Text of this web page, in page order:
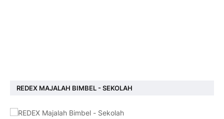
REDEX MAJALAH BIMBEL - SEKOLAH